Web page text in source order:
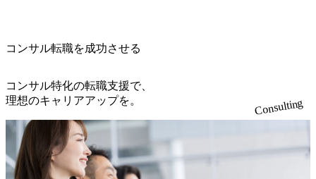
ルティング領域)から参画いただきます。 課題選定から顧客
だきます。 アジャイル開発を通じて顧客の要望や提案を柔
軟に取り入れながら改善サイクルを回すため、ご自身の提
案がサービスに直接反映されやすく、高い貢献度を実感で
きます。 ● 勤務地 東京都渋谷区渋谷3丁目6-7 渋谷金王タワ
ー 事業所内禁煙(入居する施設に喫煙専用室あり) ・就業規
則により就業時間内の喫煙を全面的に禁止 ・禁煙サポート
制度あり オンライン ● 必須要件 以下いずれかのご経験をお
職率も21.8%（2023年12月時点）とフレキシブルな働き方を
③12時開始 2026年8月10日(月) 16:00 各回50分程度を想定 オ
ンライン 書類選考通過者
ンサルティング会社となり、今後も成長性が大きくみられ
社時に10日間の間みっちりとコンサルの基礎を支援)を魅力
に感じ、他Big4ではなくアビームを選ぶ方も多数 アビーム
といえばSAPをはじめとしたシステム、とイメージされる
こともあるが実態としては経営戦略策定や新規事業立案な
どのトップラインを上げるための戦略案件も多く存在 特に
スポーツ&エンターテイメント領域ではBig4に先んじて注力
外オフィスへのトランスファー制度などが充実している。
東京オフィスに来るグローバルメンバーも多く、グローバ
れており、これまで多くのNPO・NGOなどの非営利団体に
無償でコンサルティングを提供している。 2026年8月29日
(土) の対面Kick-offイベントを皮切りに1か月程度のプログラ
ム ※初回プログラム : 8月29日(土)10:00～13:30 2026年8月12
日(水) 16:00 Bain & Company Tokyoでは、「Tokyo Be Bold Pr
ogram (女性候補者向け選考支援プログラム)」を実施いたし
ます。クライアントに斬新なソリューションを提供し、複
コンサル転職を成功させる
コンサル特化の転職支援で、
理想のキャリアアップを。
Consulting